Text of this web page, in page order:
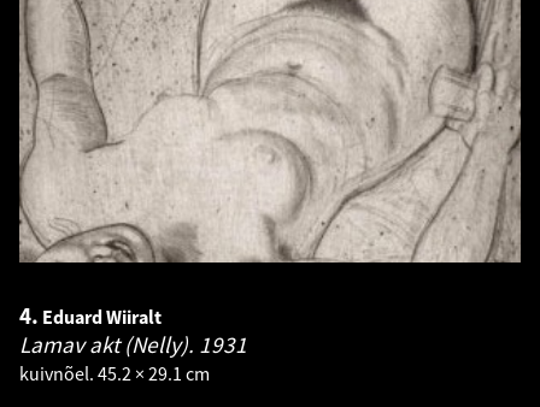
4. Eduard Wiiralt
Lamav akt (Nelly). 1931
kuivnõel. 45.2 × 29.1 cm